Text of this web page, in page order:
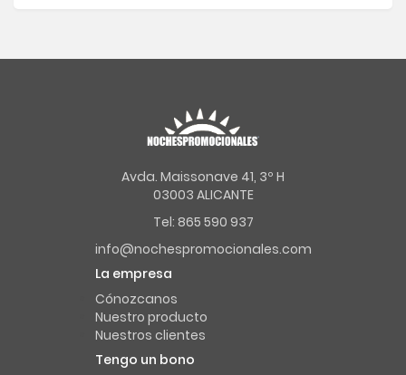
Avda. Maissonave 41, 3º H
03003 ALICANTE
Tel: 865 590 937
info@nochespromocionales.com
La empresa
Cónozcanos
Nuestro producto
Nuestros clientes
Tengo un bono